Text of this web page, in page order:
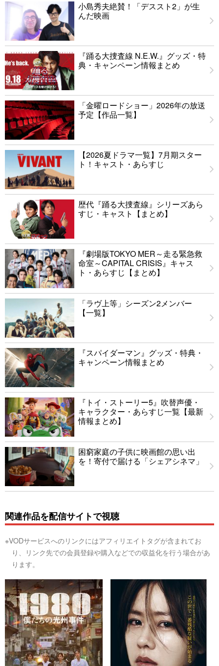
小島秀夫絶賛！「デススト2」が生
んだ映画
『踊る大捜査線 N.E.W.』グッズ・特
典・キャンペーン情報まとめ
「金曜ロードショー」2026年の放送
予定【作品一覧】
【2026夏ドラマ一覧】7月期スター
ト！キャスト・あらすじ
歴代『踊る大捜査線』シリーズあら
すじ・キャスト【まとめ】
『劇場版TOKYO MER～走る緊急救
命室～CAPITAL CRISIS』キャス
ト・あらすじ【まとめ】
「ラヴ上等」シーズン2メンバー
【一覧】
『スパイダーマン』グッズ・特典・
キャンペーン情報まとめ
『トイ・ストーリー5』吹替声優・
キャラクター・あらすじ一覧【最新
情報まとめ】
困窮家庭の子供に映画館の思い出
を！寄付で届ける「シェアシネマ」
関連作品を配信サイトで視聴
※VODサービスへのリンクにはアフィリエイトタグが含まれてお
り、リンク先での会員登録や購入などでの収益化を行う場合があ
ります。